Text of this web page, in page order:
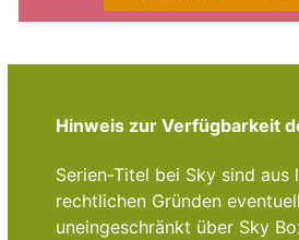
Hinweis zur Verfügbarkeit
Serien-Titel bei Sky sind aus
rechtlichen Gründen
uneingeschränkt über Sky